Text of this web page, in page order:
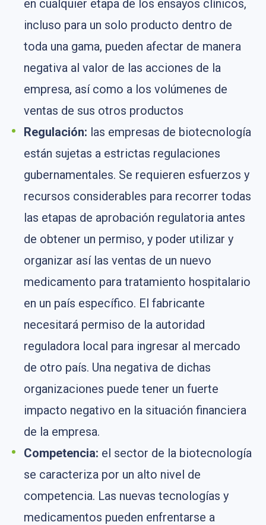
en cualquier etapa de los ensayos clínicos,
incluso para un solo producto dentro de
toda una gama, pueden afectar de manera
negativa al valor de las acciones de la
empresa, así como a los volúmenes de
ventas de sus otros productos
Regulación: las empresas de biotecnología
están sujetas a estrictas regulaciones
gubernamentales. Se requieren esfuerzos y
recursos considerables para recorrer todas
las etapas de aprobación regulatoria antes
de obtener un permiso, y poder utilizar y
organizar así las ventas de un nuevo
medicamento para tratamiento hospitalario
en un país específico. El fabricante
necesitará permiso de la autoridad
reguladora local para ingresar al mercado
de otro país. Una negativa de dichas
organizaciones puede tener un fuerte
impacto negativo en la situación financiera
de la empresa.
Competencia: el sector de la biotecnología
se caracteriza por un alto nivel de
competencia. Las nuevas tecnologías y
medicamentos pueden enfrentarse a